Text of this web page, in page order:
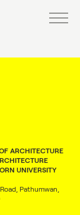
ARCHITECTURE
UNIVERSITY
Pathumwan,